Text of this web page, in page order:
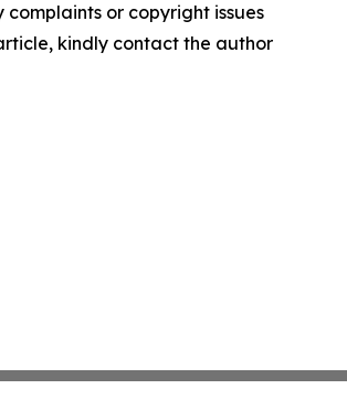
or copyright issues
kindly contact the author